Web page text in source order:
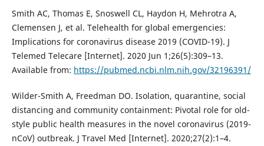
Smith AC, Thomas E, Snoswell CL, Haydon H, Mehrotra A,
Clemensen J, et al. Telehealth for global emergencies:
Implications for coronavirus disease 2019 (COVID-19). J
Telemed Telecare [Internet]. 2020 Jun 1;26(5):309–13.
Available from: https://pubmed.ncbi.nlm.nih.gov/32196391/
Wilder-Smith A, Freedman DO. Isolation, quarantine, social
distancing and community containment: Pivotal role for old-
style public health measures in the novel coronavirus (2019-
nCoV) outbreak. J Travel Med [Internet]. 2020;27(2):1–4.